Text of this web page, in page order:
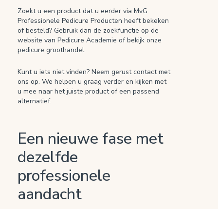
Zoekt u een product dat u eerder via MvG
Professionele Pedicure Producten heeft bekeken
of besteld? Gebruik dan de zoekfunctie op de
website van Pedicure Academie of bekijk onze
pedicure groothandel.
Kunt u iets niet vinden? Neem gerust contact met
ons op. We helpen u graag verder en kijken met
u mee naar het juiste product of een passend
alternatief.
Een nieuwe fase met
dezelfde
professionele
aandacht